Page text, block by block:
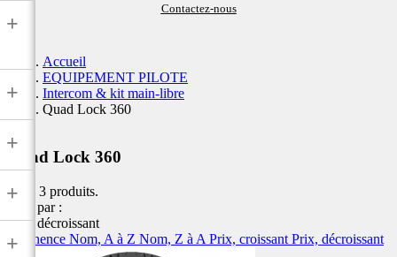
+
+
+
+
+
Contactez-nous
Accueil
EQUIPEMENT PILOTE
Intercom & kit main-libre
Quad Lock 360
Quad Lock 360
Il y a 3 produits.
Trier par :
Prix, décroissant
Pertinence Nom, A à Z Nom, Z à A Prix, croissant Prix, décroissant